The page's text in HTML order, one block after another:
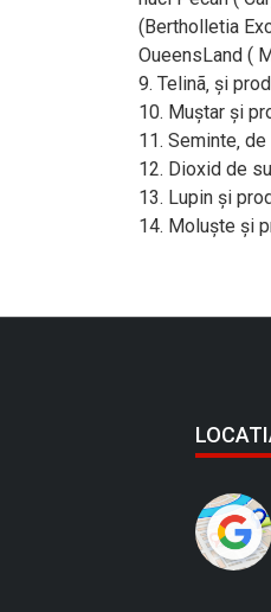
(Bertholletia
OueensLand (
9. Telinã‚ şi
10. Muştar şi
11. Seminte‚
12. Dioxid de
13. Lupin şi
14. Moluşte şi